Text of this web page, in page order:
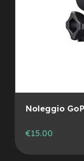
Noleggio
€15.00